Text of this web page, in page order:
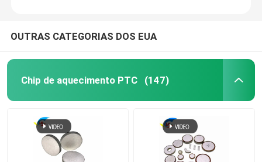
OUTRAS CATEGORIAS DOS EUA
Chip de aquecimento PTC (147)